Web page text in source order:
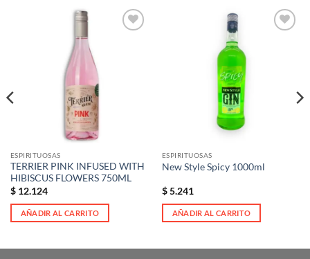
ESPIRITUOSAS
TERRIER PINK INFUSED WITH
HIBISCUS FLOWERS 750ML
$12.124
AÑADIR AL CARRITO
ESPIRITUOSAS
New Style Spicy 1000ml
$5.241
AÑADIR AL CARRITO